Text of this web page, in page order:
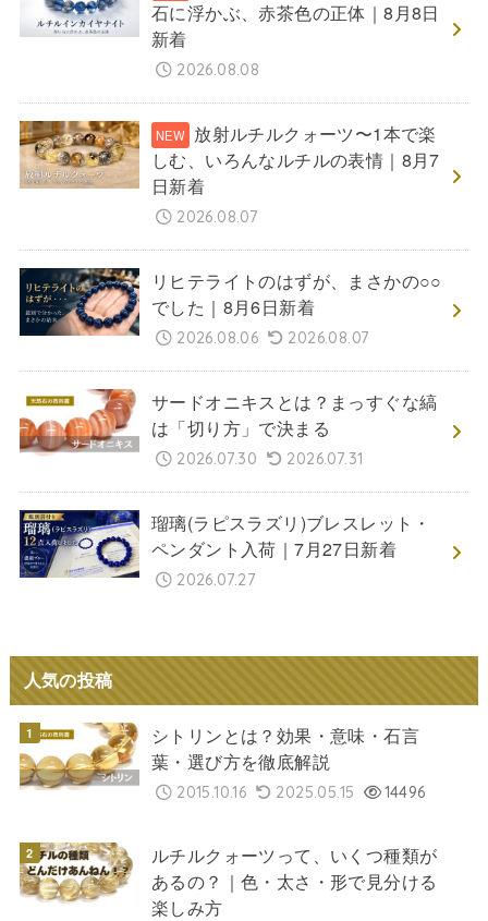
石に浮かぶ、赤茶色の正体｜8月8日
新着
2026.08.08
放射ルチルクォーツ〜1本で楽
しむ、いろんなルチルの表情｜8月7
日新着
2026.08.07
リヒテライトのはずが、まさかの○○
でした｜8月6日新着
2026.08.06 2026.08.07
サードオニキスとは？まっすぐな縞
は「切り方」で決まる
2026.07.30 2026.07.31
瑠璃(ラピスラズリ)ブレスレット・
ペンダント入荷｜7月27日新着
2026.07.27
人気の投稿
シトリンとは？効果・意味・石言
葉・選び方を徹底解説
2015.10.16 2025.05.15 14496
ルチルクォーツって、いくつ種類が
あるの？｜色・太さ・形で見分ける
楽しみ方